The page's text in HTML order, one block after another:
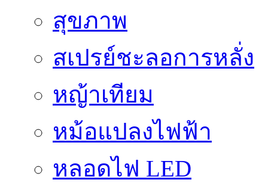
สุขภาพ
สเปรย์ชะลอการหลั่ง
หญ้าเทียม
หม้อแปลงไฟฟ้า
หลอดไฟ LED